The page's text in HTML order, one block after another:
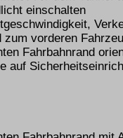
einschalten
zum vorderen
Fahrbahnrand
auf